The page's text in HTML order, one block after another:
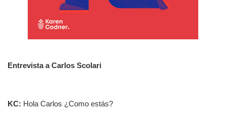
Entrevista a Carlos Scolari
KC: Hola Carlos ¿Como estás?